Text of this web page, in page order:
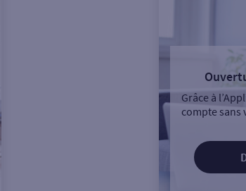
Grâce à
compte sans